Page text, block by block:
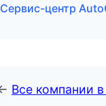
Сервис-центр
Все компании